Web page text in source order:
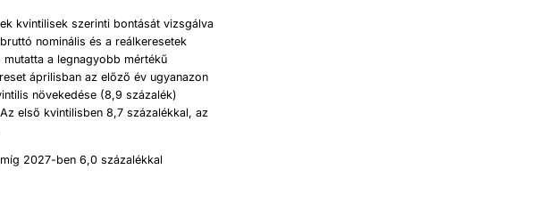
kvintilisek szerinti bontását vizsgálva
nominális és a reálkeresetek
a legnagyobb mértékű
áprilisban az előző év ugyanazon
növekedése (8,9 százalék)
első kvintilisben 8,7 százalékkal, az
2027-ben 6,0 százalékkal